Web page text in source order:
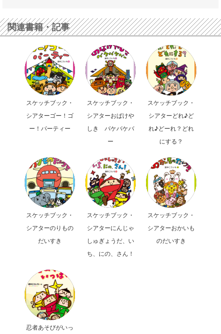
関連書籍・記事
スケッチブック・
シアターゴー！ゴ
ー！パーティー
スケッチブック・
シアターおばけや
しき バケバケバ
ー
スケッチブック・
シアターどれ♪ど
れ♪どーれ？どれ
にする？
スケッチブック・
シアターのりもの
だいすき
スケッチブック・
シアターにんじゃ
しゅぎょうだ、い
ち、にの、さん！
スケッチブック・
シアターおかいも
のだいすき
忍者あそびがいっ